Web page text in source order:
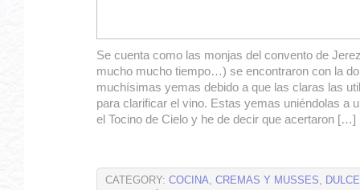
Se cuenta como las monjas del convento de
mucho mucho tiempo…) se encontraron con la
muchísimas yemas debido a que las claras las
para clarificar el vino. Estas yemas uniéndolas a
el Tocino de Cielo y he de decir que acertaron […]
CATEGORY: COCINA, CREMAS Y MUSSES,